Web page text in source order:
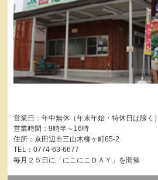
営業日：年中無休（年末年始・特休日は除く）
営業時間：9時半～16時
住所：京田辺市三山木柳ヶ町65-2
TEL：0774-63-6677
毎月２５日に「にこにこＤＡＹ」を開催